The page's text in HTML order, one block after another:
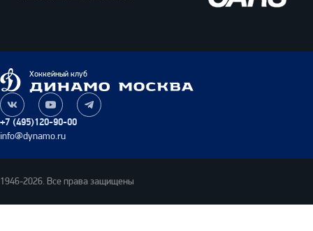
Cars
Динамо
Москва
Хоккейный клуб
+7 (495)120-90-00
info@dynamo.ru
Наша
группа
ВКонтакте
Наш
канал
на
Наш
канал
1946-2026. Все права защищены